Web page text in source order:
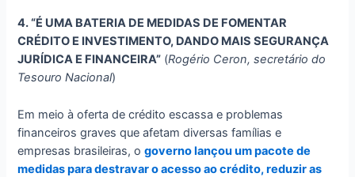
4. “É UMA BATERIA DE MEDIDAS DE FOMENTAR
CRÉDITO E INVESTIMENTO, DANDO MAIS SEGURANÇA
JURÍDICA E FINANCEIRA” (Rogério Ceron, secretário do
Tesouro Nacional)
Em meio à oferta de crédito escassa e problemas
financeiros graves que afetam diversas famílias e
empresas brasileiras, ogoverno lançou um pacote de
medidas para destravar o acesso ao crédito, reduzir as